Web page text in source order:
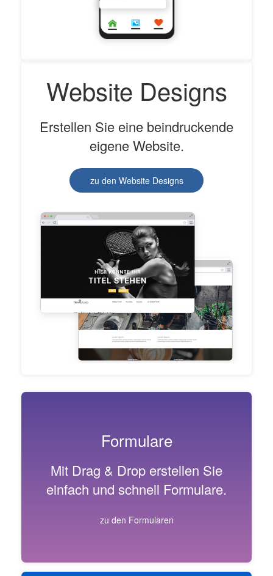
Website Designs
Erstellen Sie eine beindruckende
eigene Website.
zu den Website Designs
Formulare
Mit Drag & Drop erstellen Sie
einfach und schnell Formulare.
zu den Formularen